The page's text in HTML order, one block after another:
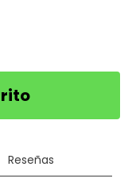
Reseñas